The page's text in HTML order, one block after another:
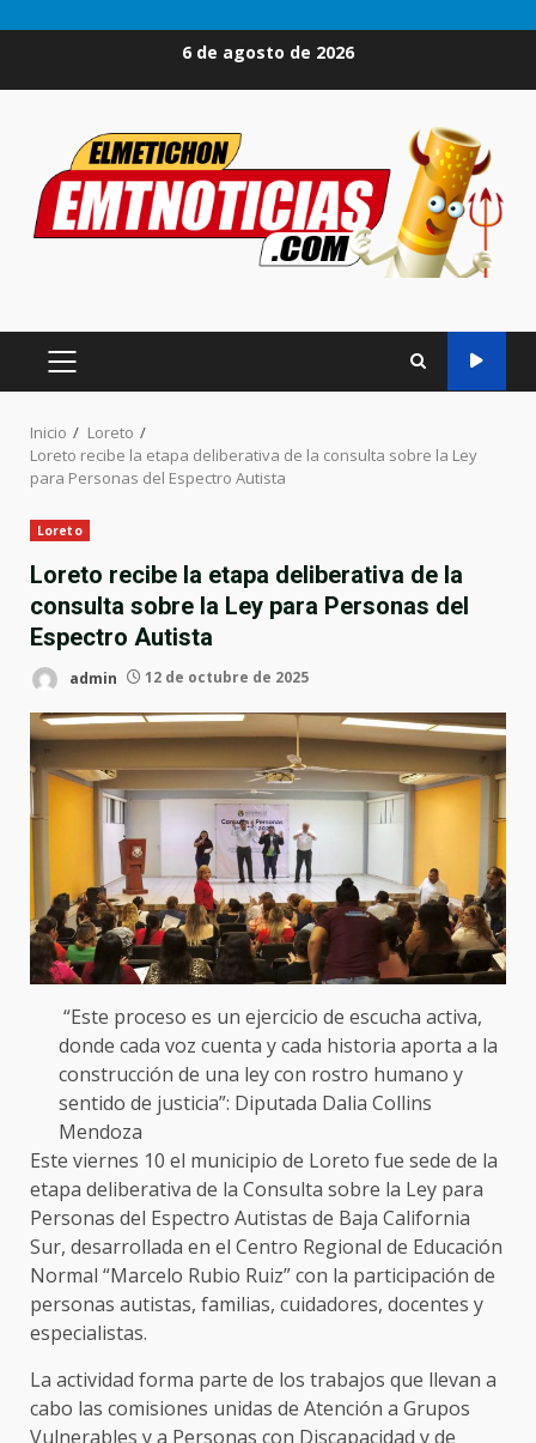
6 de agosto de 2026
MENÚ
PRINCIPAL
Inicio
Loreto
Loreto recibe la etapa deliberativa de la consulta sobre la Ley
para Personas del Espectro Autista
Loreto
Loreto recibe la etapa deliberativa de la
consulta sobre la Ley para Personas del
Espectro Autista
admin 12 de octubre de 2025
“Este proceso es un ejercicio de escucha activa,
donde cada voz cuenta y cada historia aporta a la
construcción de una ley con rostro humano y
sentido de justicia”: Diputada Dalia Collins
Mendoza
Este viernes 10 el municipio de Loreto fue sede de la
etapa deliberativa de la Consulta sobre la Ley para
Personas del Espectro Autistas de Baja California
Sur, desarrollada en el Centro Regional de Educación
Normal “Marcelo Rubio Ruiz” con la participación de
personas autistas, familias, cuidadores, docentes y
especialistas.
La actividad forma parte de los trabajos que llevan a
cabo las comisiones unidas de Atención a Grupos
Vulnerables y a Personas con Discapacidad y de